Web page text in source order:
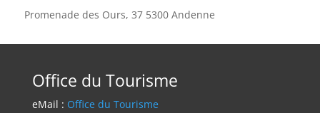
Promenade des Ours, 37 5300 Andenne
Office du Tourisme
eMail : Office du Tourisme